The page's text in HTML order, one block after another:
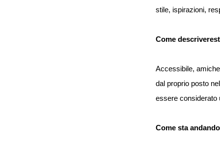
stile, ispirazioni,
Come
Accessibile,
dal proprio posto
essere considerato
Come sta